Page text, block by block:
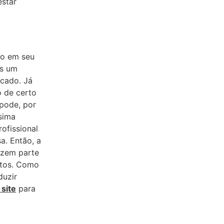
em seu
um
Já
de certo
por
Então, a
parte
Como
para